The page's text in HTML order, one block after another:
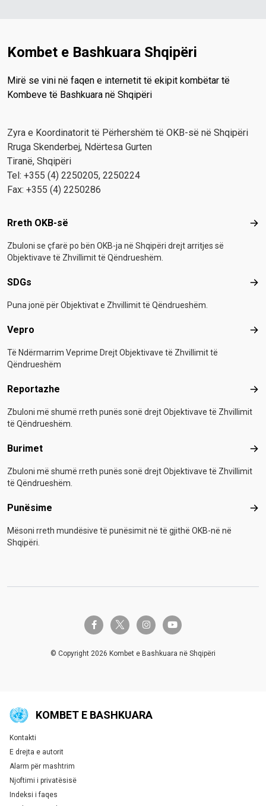
Kombet e Bashkuara Shqipëri
Mirë se vini në faqen e internetit të ekipit kombëtar të
Kombeve të Bashkuara në Shqipëri
Zyra e Koordinatorit të Përhershëm të OKB-së në Shqipëri
Rruga Skenderbej, Ndërtesa Gurten
Tiranë, Shqipëri
Tel: +355 (4) 2250205, 2250224
Fax: +355 (4) 2250286
Footer menu
Rreth OKB-së
Zbuloni se çfarë po bën OKB-ja në Shqipëri drejt arritjes së
Objektivave të Zhvillimit të Qëndrueshëm.
SDGs
Puna jonë për Objektivat e Zhvillimit të Qëndrueshëm.
Vepro
Të Ndërmarrim Veprime Drejt Objektivave të Zhvillimit të
Qëndrueshëm
Reportazhe
Zbuloni më shumë rreth punës sonë drejt Objektivave të Zhvillimit
të Qëndrueshëm.
Burimet
Zbuloni më shumë rreth punës sonë drejt Objektivave të Zhvillimit
të Qëndrueshëm.
Punësime
Mësoni rreth mundësive të punësimit në të gjithë OKB-në në
Shqipëri.
facebook-ftwitter-x instagramyoutube
© Copyright 2026 Kombet e Bashkuara në Shqipëri
KOMBET E BASHKUARA
Global U.N. menu
Kontakti
E drejta e autorit
Alarm për mashtrim
Njoftimi i privatësisë
Indeksi i faqes